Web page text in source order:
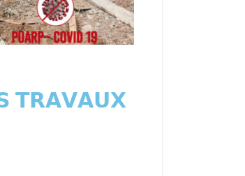
𝗧𝗥𝗔𝗩𝗔𝗨𝗫